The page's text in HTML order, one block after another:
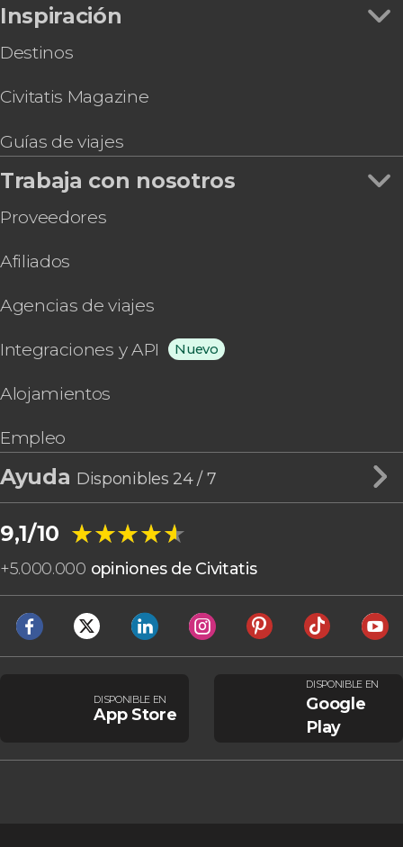
Inspiración
Destinos
Civitatis Magazine
Guías de viajes
Trabaja con nosotros
Proveedores
Afiliados
Agencias de viajes
Integraciones y API Nuevo
Alojamientos
Empleo
Ayuda Disponibles 24 / 7
9,1/10 ★★★★★
★★★★★
+5.000.000 opiniones de Civitatis
DISPONIBLE EN
App Store
DISPONIBLE EN
Google
Play